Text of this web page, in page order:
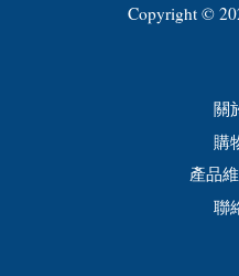
Copyright ©
關
購
產品
聯